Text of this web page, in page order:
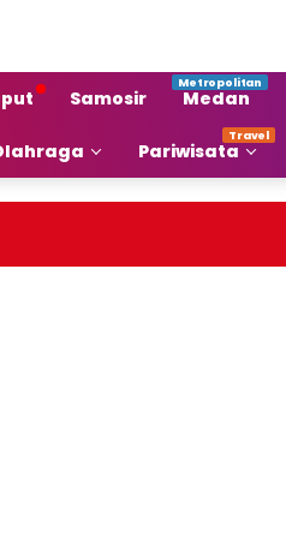
Samosir Medan
Pariwisata